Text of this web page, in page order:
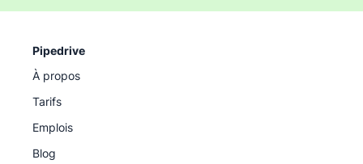
Pipedrive
À propos
Tarifs
Emplois
Blog